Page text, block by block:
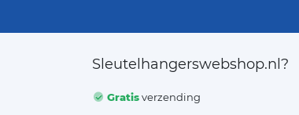
Sleutelhangerswebshop.nl?
Gratisverzending